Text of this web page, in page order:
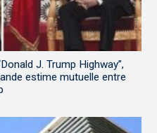
J. Trump Highway”,
estime mutuelle entre